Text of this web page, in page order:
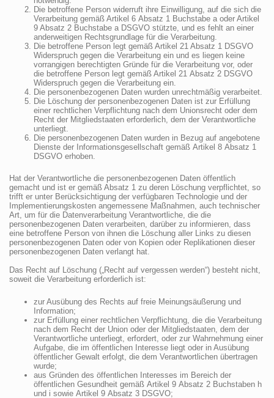
Die betroffene Person widerruft ihre Einwilligung, auf die sich die
Verarbeitung gemäß Artikel 6 Absatz 1 Buchstabe a oder Artikel
9 Absatz 2 Buchstabe a DSGVO stützte, und es fehlt an einer
anderweitigen Rechtsgrundlage für die Verarbeitung.
Die betroffene Person legt gemäß Artikel 21 Absatz 1 DSGVO
Widerspruch gegen die Verarbeitung ein und es liegen keine
vorrangigen berechtigten Gründe für die Verarbeitung vor, oder
die betroffene Person legt gemäß Artikel 21 Absatz 2 DSGVO
Widerspruch gegen die Verarbeitung ein.
Die personenbezogenen Daten wurden unrechtmäßig verarbeitet.
Die Löschung der personenbezogenen Daten ist zur Erfüllung
einer rechtlichen Verpflichtung nach dem Unionsrecht oder dem
Recht der Mitgliedstaaten erforderlich, dem der Verantwortliche
unterliegt.
Die personenbezogenen Daten wurden in Bezug auf angebotene
Dienste der Informationsgesellschaft gemäß Artikel 8 Absatz 1
DSGVO erhoben.
Hat der Verantwortliche die personenbezogenen Daten öffentlich
gemacht und ist er gemäß Absatz 1 zu deren Löschung verpflichtet, so
trifft er unter Berücksichtigung der verfügbaren Technologie und der
Implementierungskosten angemessene Maßnahmen, auch technischer
Art, um für die Datenverarbeitung Verantwortliche, die die
personenbezogenen Daten verarbeiten, darüber zu informieren, dass
eine betroffene Person von ihnen die Löschung aller Links zu diesen
personenbezogenen Daten oder von Kopien oder Replikationen dieser
personenbezogenen Daten verlangt hat.
Das Recht auf Löschung („Recht auf vergessen werden“) besteht nicht,
soweit die Verarbeitung erforderlich ist:
zur Ausübung des Rechts auf freie Meinungsäußerung und
Information;
zur Erfüllung einer rechtlichen Verpflichtung, die die Verarbeitung
nach dem Recht der Union oder der Mitgliedstaaten, dem der
Verantwortliche unterliegt, erfordert, oder zur Wahrnehmung einer
Aufgabe, die im öffentlichen Interesse liegt oder in Ausübung
öffentlicher Gewalt erfolgt, die dem Verantwortlichen übertragen
wurde;
aus Gründen des öffentlichen Interesses im Bereich der
öffentlichen Gesundheit gemäß Artikel 9 Absatz 2 Buchstaben h
und i sowie Artikel 9 Absatz 3 DSGVO;